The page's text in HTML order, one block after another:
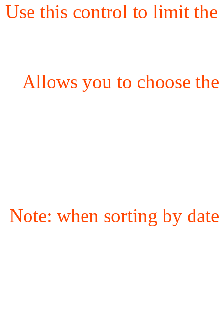
Use this control to limit
Allows you to choose
Note: when sorting by